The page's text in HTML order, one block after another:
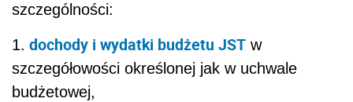
szczególności:
1. dochody i wydatki budżetu JST w
szczegółowości określonej jak w uchwale
budżetowej,